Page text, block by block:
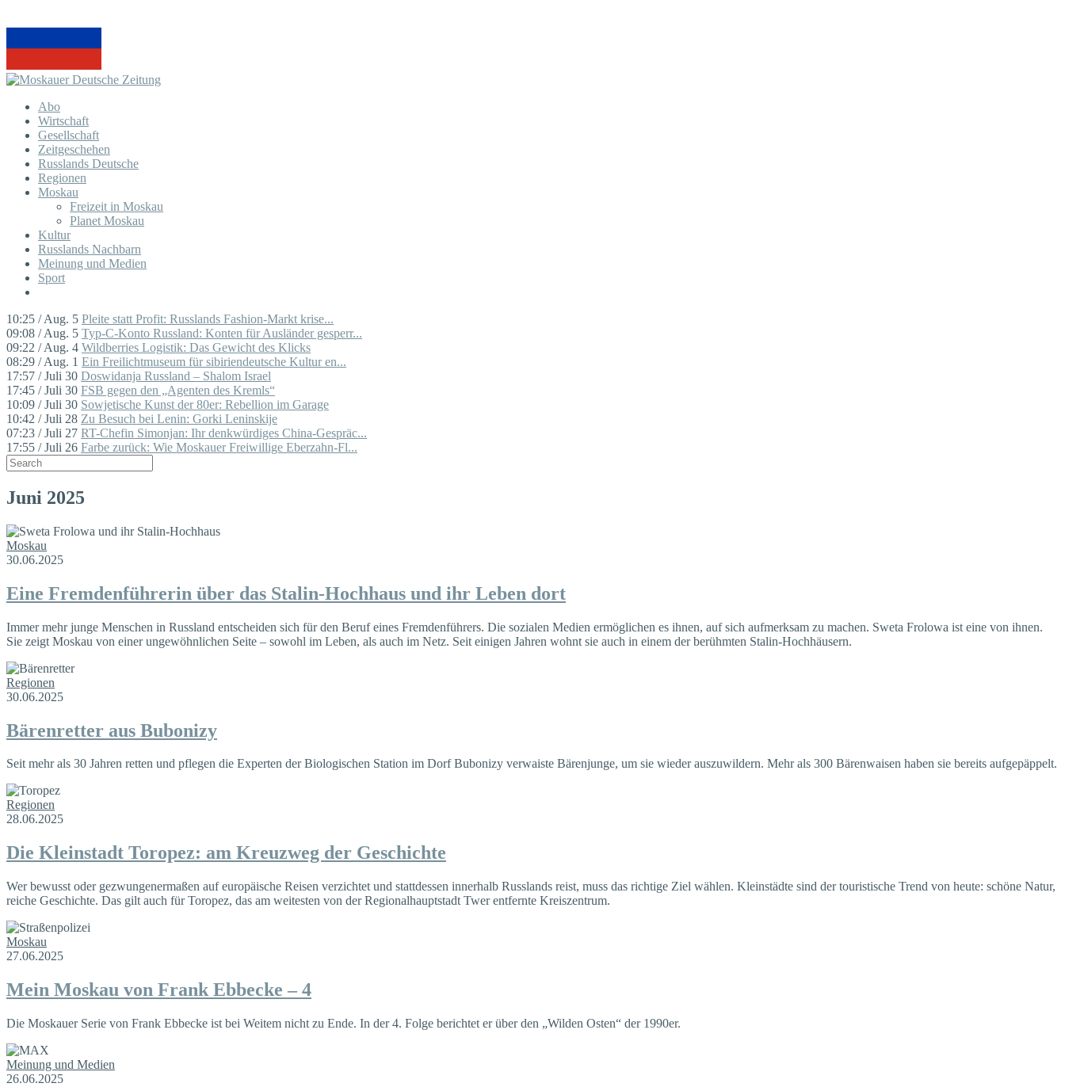
Abo
Wirtschaft
Gesellschaft
Zeitgeschehen
Russlands Deutsche
Regionen
Moskau
Freizeit in Moskau
Planet Moskau
Kultur
Russlands Nachbarn
Meinung und Medien
Sport
10:25 / Aug. 5 Pleite statt Profit: Russlands Fashion-Markt krise...
09:08 / Aug. 5 Typ-C-Konto Russland: Konten für Ausländer gesperr...
09:22 / Aug. 4 Wildberries Logistik: Das Gewicht des Klicks
08:29 / Aug. 1 Ein Freilichtmuseum für sibiriendeutsche Kultur en...
17:57 / Juli 30 Doswidanja Russland – Shalom Israel
17:45 / Juli 30 FSB gegen den „Agenten des Kremls“
10:09 / Juli 30 Sowjetische Kunst der 80er: Rebellion im Garage
10:42 / Juli 28 Zu Besuch bei Lenin: Gorki Leninskije
07:23 / Juli 27 RT-Chefin Simonjan: Ihr denkwürdiges China-Gespräc...
17:55 / Juli 26 Farbe zurück: Wie Moskauer Freiwillige Eberzahn-Fl...
Juni 2025
Moskau
30.06.2025
Eine Fremdenführerin über das Stalin-Hochhaus und ihr Leben dort
Immer mehr junge Menschen in Russland entscheiden sich für den Beruf eines Fremdenführers. Die sozialen Medien ermöglichen es ihnen, auf sich aufmerksam zu machen. Sweta Frolowa ist eine von ihnen.
Sie zeigt Moskau von einer ungewöhnlichen Seite – sowohl im Leben, als auch im Netz. Seit einigen Jahren wohnt sie auch in einem der berühmten Stalin-Hochhäusern.
Regionen
30.06.2025
Bärenretter aus Bubonizy
Seit mehr als 30 Jahren retten und pflegen die Experten der Biologischen Station im Dorf Bubonizy verwaiste Bärenjunge, um sie wieder auszuwildern. Mehr als 300 Bärenwaisen haben sie bereits aufgepäppelt.
Regionen
28.06.2025
Die Kleinstadt Toropez: am Kreuzweg der Geschichte
Wer bewusst oder gezwungenermaßen auf europäische Reisen verzichtet und stattdessen innerhalb Russlands reist, muss das richtige Ziel wählen. Kleinstädte sind der touristische Trend von heute: schöne Natur,
reiche Geschichte. Das gilt auch für Toropez, das am weitesten von der Regionalhauptstadt Twer entfernte Kreiszentrum.
Moskau
27.06.2025
Mein Moskau von Frank Ebbecke – 4
Die Moskauer Serie von Frank Ebbecke ist bei Weitem nicht zu Ende. In der 4. Folge berichtet er über den „Wilden Osten“ der 1990er.
Meinung und Medien
26.06.2025